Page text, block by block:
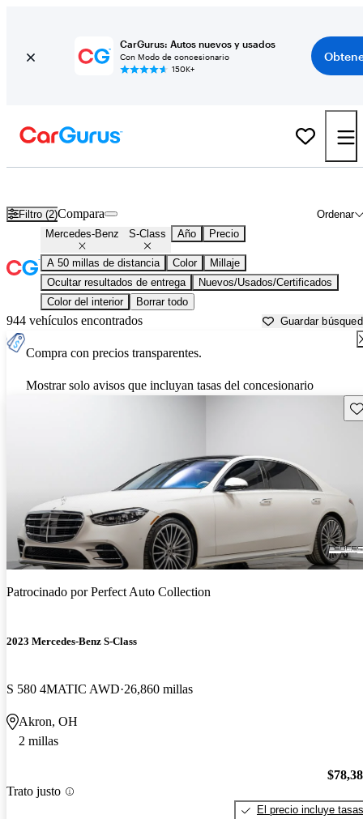
CarGurus: Autos nuevos y usados
Con Modo de concesionario
150K+
Filtro (2) Ordenar
Compara
Mercedes-Benz S-Class Año Precio
A 50 millas de distancia Color
Millaje
Ocultar resultados de entrega
Nuevos/Usados/Certificados
Color del interior
Borrar todo
944 vehículos encontrados Guardar
Compra con precios transparentes.
Mostrar solo avisos que incluyan tasas del concesionario
Patrocinado porPerfect Auto Collection
2023 Mercedes-Benz S-Class
S 580 4MATIC AWD 26,860 millas
Akron, OH
2 millas
Trato justo
El precio incluye tasas